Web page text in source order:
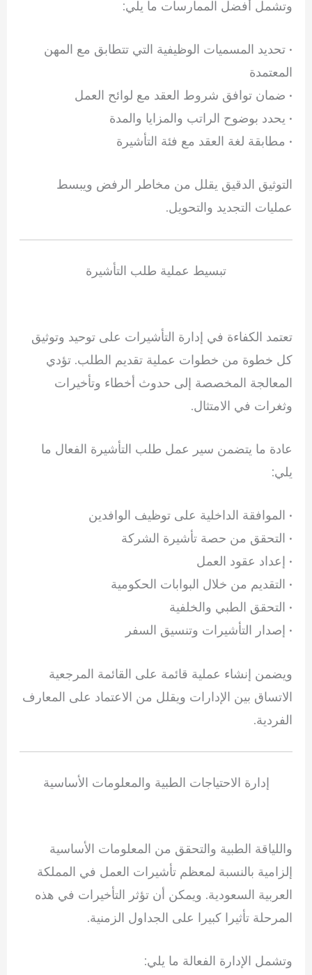
وتشمل أفضل الممارسات ما يلي:
• تحديد المسميات الوظيفية التي تتطابق مع المهن
المعتمدة
• ضمان توافق شروط العقد مع لوائح العمل
• يحدد بوضوح الراتب والمزايا والمدة
• مطابقة لغة العقد مع فئة التأشيرة
التوثيق الدقيق يقلل من مخاطر الرفض ويبسط
عمليات التجديد والتحويل.
تبسيط عملية طلب التأشيرة
تعتمد الكفاءة في إدارة التأشيرات على توحيد وتوثيق
كل خطوة من خطوات عملية تقديم الطلب. تؤدي
المعالجة المخصصة إلى حدوث أخطاء وتأخيرات
وثغرات في الامتثال.
عادة ما يتضمن سير عمل طلب التأشيرة الفعال ما
يلي:
• الموافقة الداخلية على توظيف الوافدين
• التحقق من حصة تأشيرة الشركة
• إعداد عقود العمل
• التقديم من خلال البوابات الحكومية
• التحقق الطبي والخلفية
• إصدار التأشيرات وتنسيق السفر
ويضمن إنشاء عملية قائمة على القائمة المرجعية
الاتساق بين الإدارات ويقلل من الاعتماد على المعارف
الفردية.
إدارة الاحتياجات الطبية والمعلومات الأساسية
واللياقة الطبية والتحقق من المعلومات الأساسية
إلزامية بالنسبة لمعظم تأشيرات العمل في المملكة
العربية السعودية. ويمكن أن تؤثر التأخيرات في هذه
المرحلة تأثيرا كبيرا على الجداول الزمنية.
وتشمل الإدارة الفعالة ما يلي: